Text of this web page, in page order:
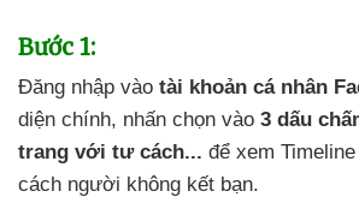
Bước 1:
Đăng nhập vào tài khoản cá nhân
diện chính, nhấn chọn vào 3 dấu
trang với tư cách... để xem Timeline
cách người không kết bạn.